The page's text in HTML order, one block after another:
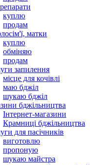
куплю
продам
матки
куплю
обміняю
продам
запилення
місце для кочівлі
маю бджіл
шукаю бджіл
бджільництва
Інтернет-магазини
Крамниці бджільництва
для пасічників
виготовлю
пропоную
шукаю майстра